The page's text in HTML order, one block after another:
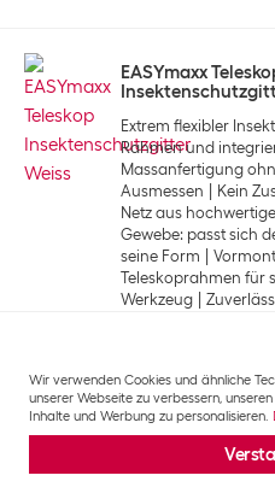
EASYmaxx
Extrem flexibler
Rahmen und
Massanfertigung
Ausmessen
Kein
Netz aus
Gewebe: passt sich
seine Form
Teleskoprahmen für
Werkzeug
CHF39.90
Ausserdem
Wir verwenden Cookies und ähnliche
unserer Webseite zu verbessern,
Inhalte und Werbung zu personalisieren.